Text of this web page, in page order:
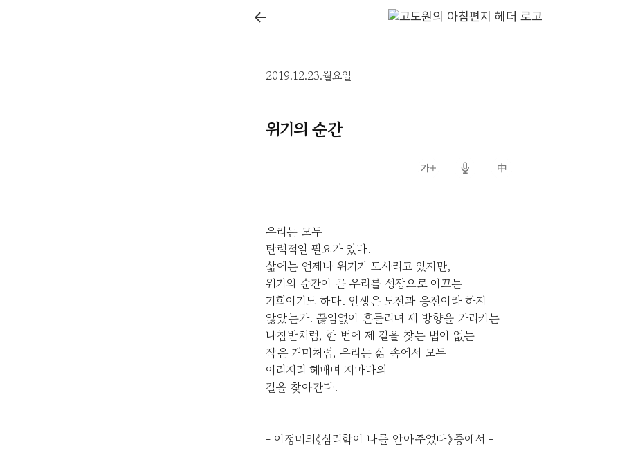
←
2019.12.23.월요일
위기의 순간
우리는 모두
탄력적일 필요가 있다.
삶에는 언제나 위기가 도사리고 있지만,
위기의 순간이 곧 우리를 성장으로 이끄는
기회이기도 하다. 인생은 도전과 응전이라 하지
않았는가. 끊임없이 흔들리며 제 방향을 가리키는
나침반처럼, 한 번에 제 길을 찾는 법이 없는
작은 개미처럼, 우리는 삶 속에서 모두
이리저리 헤매며 저마다의
길을 찾아간다.
- 이정미의《심리학이 나를 안아주었다》중에서 -